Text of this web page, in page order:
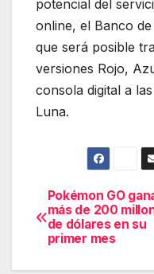
potencial del
online, el Banco
que será posible
versiones Rojo,
consola digital a
Luna.
de
Pokémon GO
más de 200
de dólares en su
primer mes